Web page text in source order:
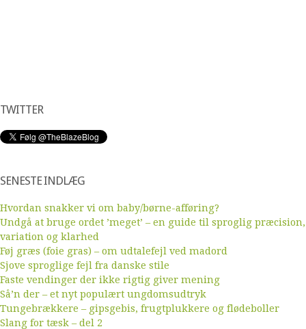
TWITTER
SENESTE INDLÆG
Hvordan snakker vi om baby/børne-afføring?
Undgå at bruge ordet ’meget’ – en guide til sproglig præcision,
variation og klarhed
Føj græs (foie gras) – om udtalefejl ved madord
Sjove sproglige fejl fra danske stile
Faste vendinger der ikke rigtig giver mening
Så’n der – et nyt populært ungdomsudtryk
Tungebrækkere – gipsgebis, frugtplukkere og flødeboller
Slang for tæsk – del 2